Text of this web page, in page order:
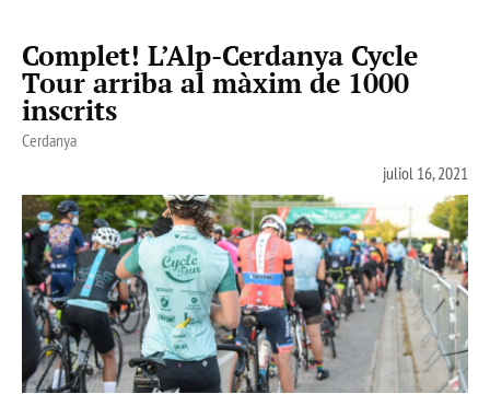
Complet! L’Alp-Cerdanya Cycle
Tour arriba al màxim de 1000
inscrits
Cerdanya
juliol 16, 2021